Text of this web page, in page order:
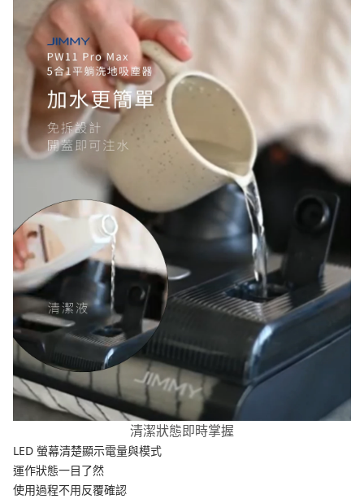
清潔狀態即時掌握
LED 螢幕清楚顯示電量與模式
運作狀態一目了然
使用過程不用反覆確認